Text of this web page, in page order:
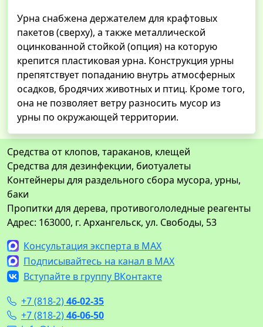
Урна снабжена держателем для крафтовых
пакетов (сверху), а также металлической
оцинкованной стойкой (опция) на которую
крепится пластиковая урна. Конструкция урны
препятствует попаданию внутрь атмосферных
осадков, бродячих животных и птиц. Кроме того,
она не позволяет ветру разносить мусор из
урны по окружающей территории.
Средства от клопов, тараканов, клещей
Средства для дезинфекции, биотуалеты
Контейнеры для раздельного сбора мусора, урны,
баки
Пропитки для дерева, противогололедные реагенты
Адрес: 163000, г. Архангельск, ул. Свободы, 53
Консультация эксперта в MAX
Подписывайтесь на канал в MAX
Вступайте в группу ВКонтакте
+7 (818-2)46-02-35
+7 (818-2)46-06-50